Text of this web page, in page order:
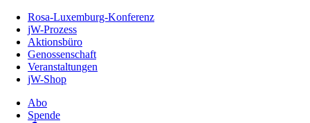
Inhalt
Seite
Rosa-Luxemburg-Konferenz
jW-Prozess
Aktionsbüro
Genossenschaft
Veranstaltungen
jW-Shop
Abo
Spende